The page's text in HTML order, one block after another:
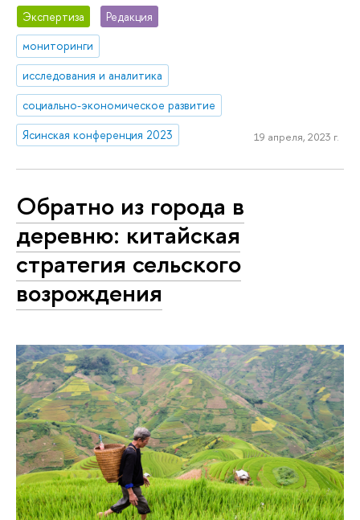
Экспертиза
Редакция
мониторинги
исследования и аналитика
социально-экономическое развитие
Ясинская конференция 2023
19 апреля, 2023 г.
Обратно из города в
деревню: китайская
стратегия сельского
возрождения